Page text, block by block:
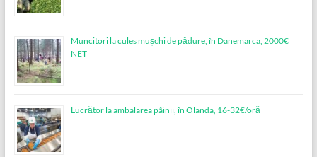
Muncitori la cules mușchi de pădure, în Danemarca, 2000€
NET
Lucrător la ambalarea pâinii, în Olanda, 16-32€/oră